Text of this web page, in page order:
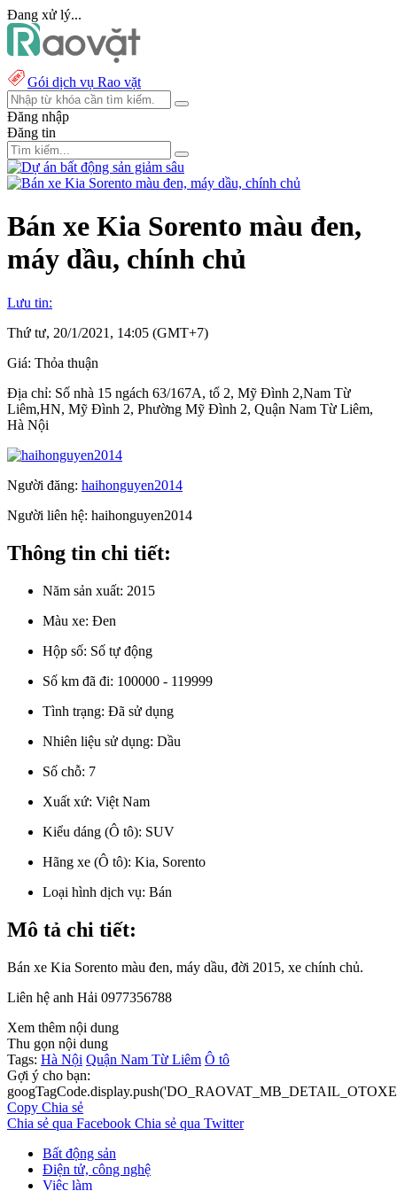
Đang xử lý...
Gói dịch vụ Rao vặt
Đăng nhập
Đăng tin
Bán xe Kia Sorento màu đen,
máy dầu, chính chủ
Lưu tin:
Thứ tư, 20/1/2021, 14:05 (GMT+7)
Giá: Thỏa thuận
Địa chỉ: Số nhà 15 ngách 63/167A, tổ 2, Mỹ Đình 2,Nam Từ
Liêm,HN, Mỹ Đình 2, Phường Mỹ Đình 2, Quận Nam Từ Liêm,
Hà Nội
Người đăng: haihonguyen2014
Người liên hệ: haihonguyen2014
Thông tin chi tiết:
Năm sản xuất: 2015
Màu xe: Đen
Hộp số: Số tự động
Số km đã đi: 100000 - 119999
Tình trạng: Đã sử dụng
Nhiên liệu sử dụng: Dầu
Số chỗ: 7
Xuất xứ: Việt Nam
Kiểu dáng (Ô tô): SUV
Hãng xe (Ô tô): Kia, Sorento
Loại hình dịch vụ: Bán
Mô tả chi tiết:
Bán xe Kia Sorento màu đen, máy dầu, đời 2015, xe chính chủ.
Liên hệ anh Hải 0977356788
Xem thêm nội dung
Thu gọn nội dung
Tags: Hà Nội Quận Nam Từ Liêm Ô tô
Gợi ý cho bạn:
Copy Chia sẻ
Chia sẻ qua Facebook Chia sẻ qua Twitter
Bất động sản
Điện tử, công nghệ
Việc làm